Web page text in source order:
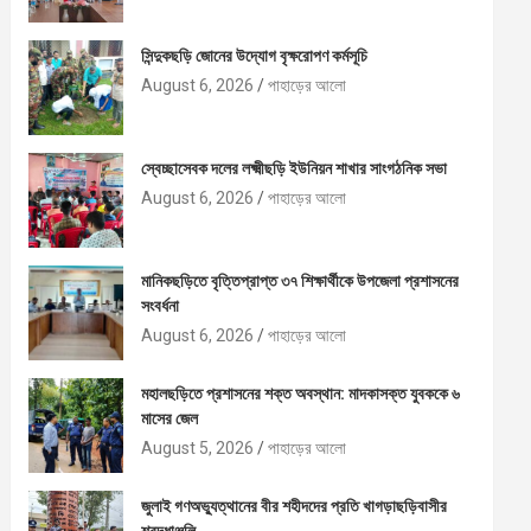
সিন্দুকছড়ি জোনের উদ্যোগ বৃক্ষরোপণ কর্মসূচি
August 6, 2026
পাহাড়ের আলো
স্বেচ্ছাসেবক দলের লক্ষ্মীছড়ি ইউনিয়ন শাখার সাংগঠনিক সভা
August 6, 2026
পাহাড়ের আলো
মানিকছড়িতে বৃত্তিপ্রাপ্ত ৩৭ শিক্ষার্থীকে উপজেলা প্রশাসনের
সংবর্ধনা
August 6, 2026
পাহাড়ের আলো
মহালছড়িতে প্রশাসনের শক্ত অবস্থান: মাদকাসক্ত যুবককে ৬
মাসের জেল
August 5, 2026
পাহাড়ের আলো
জুলাই গণঅভ্যুত্থানের বীর শহীদদের প্রতি খাগড়াছড়িবাসীর